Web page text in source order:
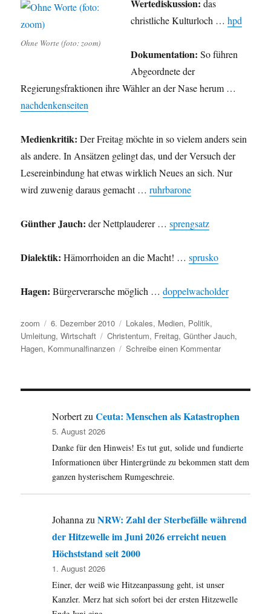
Ohne Worte (foto: zoom)
Wertediskussion: das
christliche Kulturloch …hpd
Dokumentation: So führen
Abgeordnete der
Regierungsfraktionen ihre Wähler an der Nase herum …
nachdenkenseiten
Medienkritik: Der Freitag möchte in so vielem anders sein
als andere. In Ansätzen gelingt das, und der Versuch der
Lesereinbindung hat etwas wirklich Neues an sich. Nur
wird zuwenig daraus gemacht …ruhrbarone
Günther Jauch: der Nettplauderer …sprengsatz
Dialektik: Hämorrhoiden an die Macht! …sprusko
Hagen: Bürgerverarsche möglich …doppelwacholder
Autor
zoom
Veröffentlicht
am
6. Dezember 2010 Kategorien
Lokales, Medien, Politik,
Umleitung,Wirtschaft Schlagwörter
Christentum, Freitag,Günther Jauch,
Hagen, Kommunalfinanzen Schreibe einen Kommentarzu
Kulturloch,
am
Freitag
an
Günther
Macht
und
NorbertzuCeuta: Menschen als Katastrophen
5. August 2026
Danke für den Hinweis! Es tut gut, solide und fundierte
Informationen über Hintergründe zu bekommen statt dem
ganzen hysterischem Rumgeschreie.
JohannazuNRW: Zahl der Sterbefälle während
der Hitzewelle im Juni 2026 erreicht neuen
Höchststand seit 2000
1. August 2026
Einer, der weiß wie Hitzeanpassung geht, ist unser
Kanzler. Merz hat sich sofort bei der ersten Hitzewelle